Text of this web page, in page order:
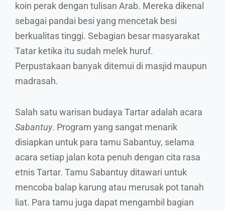
koin perak dengan tulisan Arab. Mereka dikenal
sebagai pandai besi yang mencetak besi
berkualitas tinggi. Sebagian besar masyarakat
Tatar ketika itu sudah melek huruf.
Perpustakaan banyak ditemui di masjid maupun
madrasah.
Salah satu warisan budaya Tartar adalah acara
Sabantuy. Program yang sangat menarik
disiapkan untuk para tamu Sabantuy, selama
acara setiap jalan kota penuh dengan cita rasa
etnis Tartar. Tamu Sabantuy ditawari untuk
mencoba balap karung atau merusak pot tanah
liat. Para tamu juga dapat mengambil bagian